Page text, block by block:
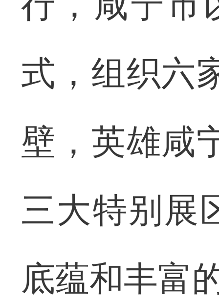
式，组织六
壁，英雄咸
三大特别展
底蕴和丰富